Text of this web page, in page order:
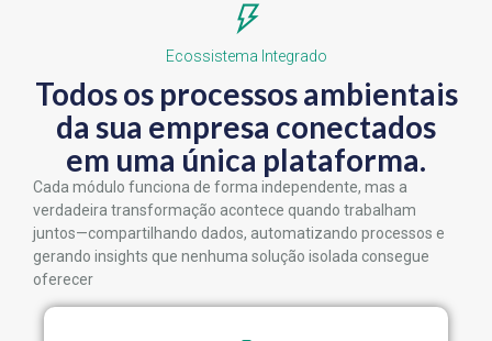
Ecossistema Integrado
Todos os processos ambientais
da sua empresa conectados
em uma única plataforma.
Cada módulo funciona de forma independente, mas a
verdadeira transformação acontece quando trabalham
juntos—compartilhando dados, automatizando processos e
gerando insights que nenhuma solução isolada consegue
oferecer